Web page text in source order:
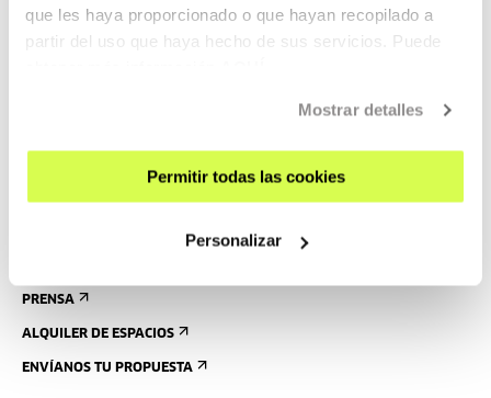
que les haya proporcionado o que hayan recopilado a
partir del uso que haya hecho de sus servicios. Puede
Mostrar detalles
Permitir todas las cookies
Personalizar
VISÍTANOS
CONTACTO Y HORARIOS
PRENSA
ALQUILER DE ESPACIOS
ENVÍANOS TU PROPUESTA